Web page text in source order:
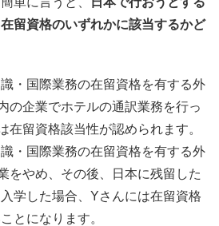
留資格のいずれかに該当するかど
・国際業務の在留資格を有する外
の企業でホテルの通訳業務を行っ
在留資格該当性が認められます。
・国際業務の在留資格を有する外
をやめ、その後、日本に残留した
学した場合、Yさんには在留資格
とになります。